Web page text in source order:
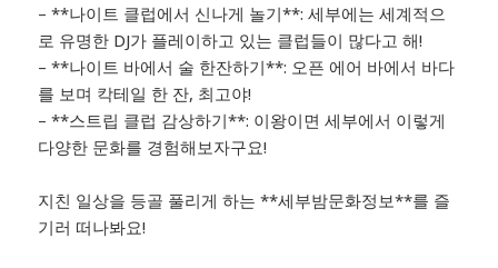
– **나이트 클럽에서 신나게 놀기**: 세부에는 세계적으
로 유명한 DJ가 플레이하고 있는 클럽들이 많다고 해!
– **나이트 바에서 술 한잔하기**: 오픈 에어 바에서 바다
를 보며 칵테일 한 잔, 최고야!
– **스트립 클럽 감상하기**: 이왕이면 세부에서 이렇게
다양한 문화를 경험해보자구요!
지친 일상을 등골 풀리게 하는 **세부밤문화정보**를 즐
기러 떠나봐요!